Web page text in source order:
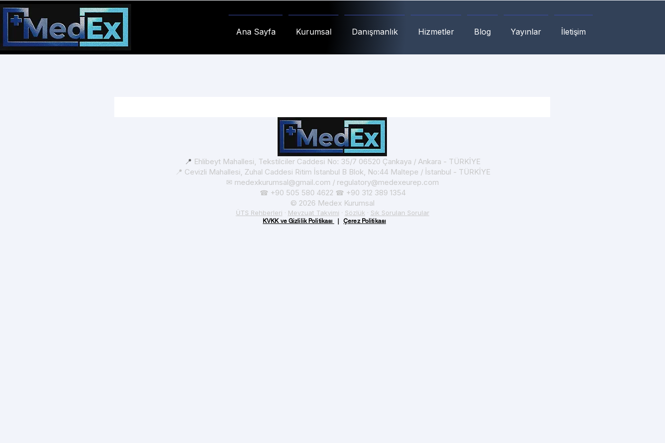
Ana Sayfa Kurumsal Danışmanlık Hizmetler Blog Yayınlar İletişim
📍 Ehlibeyt Mahallesi, Tekstilciler Caddesi No: 35/7 06520 Çankaya / Ankara - TÜRKİYE
📍 Cevizli Mahallesi, Zuhal Caddesi Ritim İstanbul B Blok, No:44 Maltepe / İstanbul - TÜRKİYE
✉ medexkurumsal@gmail.com / regulatory@medexeurep.com
☎ +90 505 580 4622 ☎ +90 312 389 1354
© 2026 Medex Kurumsal
ÜTS Rehberleri · Mevzuat Takvimi · Sözlük · Sık Sorulan Sorular
KVKK ve Gizlilik Politikası |Çerez Politikası